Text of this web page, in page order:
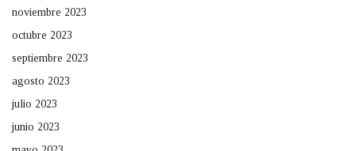
noviembre 2023
octubre 2023
septiembre 2023
agosto 2023
julio 2023
junio 2023